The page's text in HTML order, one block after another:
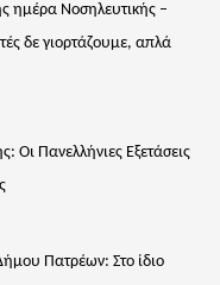
ημέρα Νοσηλευτικής –
δε γιορτάζουμε, απλά
Οι Πανελλήνιες Εξετάσεις
Πατρέων: Στο ίδιο